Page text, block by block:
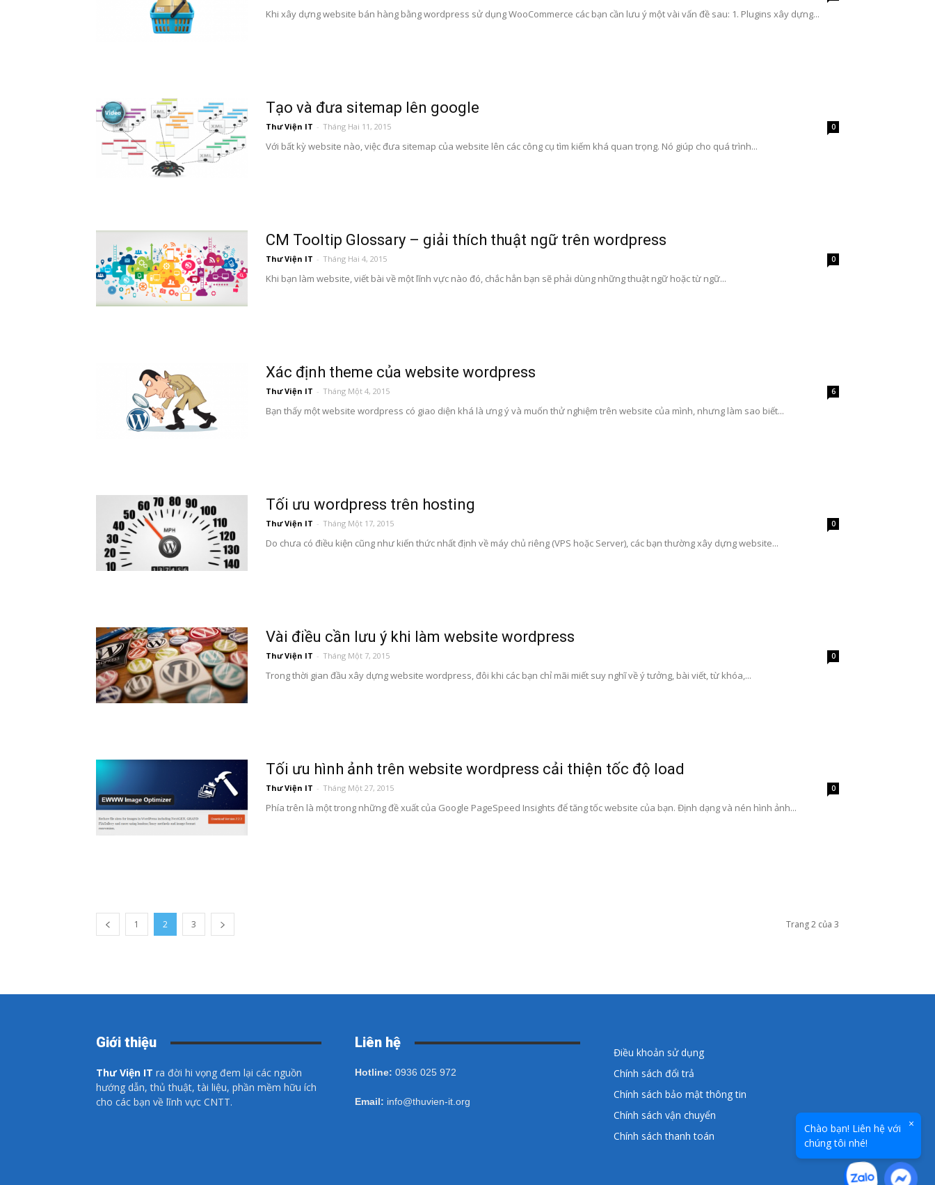
Khi xây dựng website bán hàng bằng wordpress sử dụng WooCommerce các bạn cần lưu ý một vài vấn đề sau: 1. Plugins xây dựng...
Tạo và đưa sitemap lên google
Thư Viện IT - Tháng Hai 11, 2015 0
Với bất kỳ website nào, việc đưa sitemap của website lên các công cụ tìm kiếm khá quan trọng. Nó giúp cho quá trình...
CM Tooltip Glossary – giải thích thuật ngữ trên wordpress
Thư Viện IT - Tháng Hai 4, 2015 0
Khi bạn làm website, viết bài về một lĩnh vực nào đó, chắc hẳn bạn sẽ phải dùng những thuật ngữ hoặc từ ngữ...
Xác định theme của website wordpress
Thư Viện IT - Tháng Một 4, 2015 6
Bạn thấy một website wordpress có giao diện khá là ưng ý và muốn thử nghiệm trên website của mình, nhưng làm sao biết...
Tối ưu wordpress trên hosting
Thư Viện IT - Tháng Một 17, 2015 0
Do chưa có điều kiện cũng như kiến thức nhất định về máy chủ riêng (VPS hoặc Server), các bạn thường xây dựng website...
Vài điều cần lưu ý khi làm website wordpress
Thư Viện IT - Tháng Một 7, 2015 0
Trong thời gian đầu xây dựng website wordpress, đôi khi các bạn chỉ mãi miết suy nghĩ về ý tưởng, bài viết, từ khóa,...
Tối ưu hình ảnh trên website wordpress cải thiện tốc độ load
Thư Viện IT - Tháng Một 27, 2015 0
Phía trên là một trong những đề xuất của Google PageSpeed Insights để tăng tốc website của bạn. Định dạng và nén hình ảnh...
1 2 3 Trang 2 của 3
Giới thiệu
Thư Viện IT ra đời hi vọng đem lại các nguồn
hướng dẫn, thủ thuật, tài liệu, phần mềm hữu ích
cho các bạn về lĩnh vực CNTT.
Chào bạn! Liên hệ với
chúng tôi nhé!
×
Liên hệ
Hotline: 0936 025 972
Email: info@thuvien-it.org
Điều khoản sử dụng
Chính sách đổi trả
Chính sách bảo mật thông tin
Chính sách vận chuyển
Chính sách thanh toán